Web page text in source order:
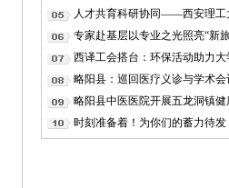
人才共育科研协同——西安理工
专家赴基层以专业之光照亮“新
西译工会搭台：环保活动助力大
略阳县：巡回医疗义诊与学术会
略阳县中医医院开展五龙洞镇健
时刻准备着！为你们的蓄力待发